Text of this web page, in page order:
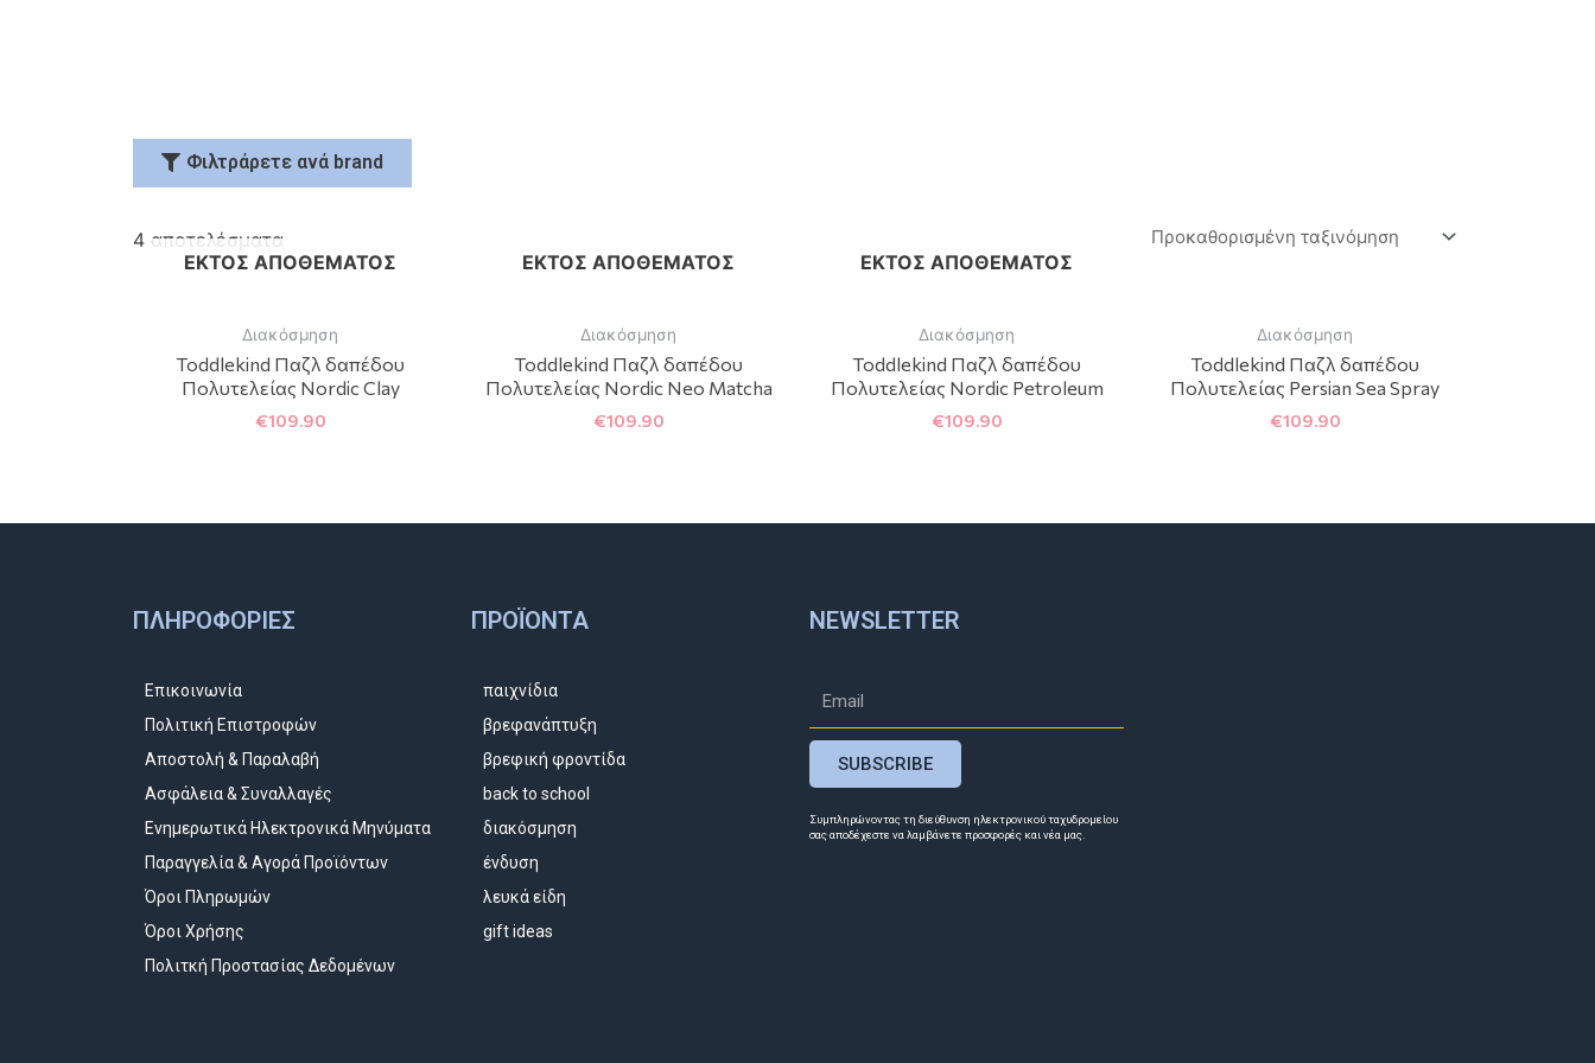
Φιλτράρετε ανά brand
4 αποτελέσματα
ΕΚΤΌΣ ΑΠΟΘΈΜΑΤΟΣ
Διακόσμηση
Toddlekind Παζλ δαπέδου
Πολυτελείας Nordic Clay
€109.90
ΕΚΤΌΣ ΑΠΟΘΈΜΑΤΟΣ
Διακόσμηση
Toddlekind Παζλ δαπέδου
Πολυτελείας Nordic Neo Matcha
€109.90
ΕΚΤΌΣ ΑΠΟΘΈΜΑΤΟΣ
Διακόσμηση
Toddlekind Παζλ δαπέδου
Πολυτελείας Nordic Petroleum
€109.90
Διακόσμηση
Toddlekind Παζλ δαπέδου
Πολυτελείας Persian Sea Spray
€109.90
ΠΛΗΡΟΦΟΡΊΕΣ
Επικοινωνία
Πολιτική Επιστροφών
Αποστολή & Παραλαβή
Ασφάλεια & Συναλλαγές
Ενημερωτικά Ηλεκτρονικά Μηνύματα
Παραγγελία & Αγορά Προϊόντων
Όροι Πληρωμών
Όροι Χρήσης
Πολιτκή Προστασίας Δεδομένων
ΠΡΟΪΌΝΤΑ
παιχνίδια
βρεφανάπτυξη
βρεφική φροντίδα
back to school
διακόσμηση
ένδυση
λευκά είδη
gift ideas
NEWSLETTER
SUBSCRIBE
Συμπληρώνοντας τη διεύθυνση ηλεκτρονικού ταχυδρομείου
σας αποδέχεστε να λαμβάνετε προσφορές και νέα μας.